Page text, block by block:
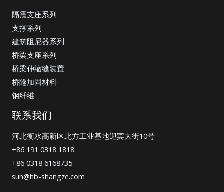
隔震支座系列
支撑系列
建筑阻尼器系列
桥梁支座系列
桥梁伸缩缝装置
桥隧加固材料
钢纤维
联系我们
河北衡水高新区北方工业基地迎宾大街10号
+86 191 0318 1818
+86 0318 6168735
sun@hb-shangze.com